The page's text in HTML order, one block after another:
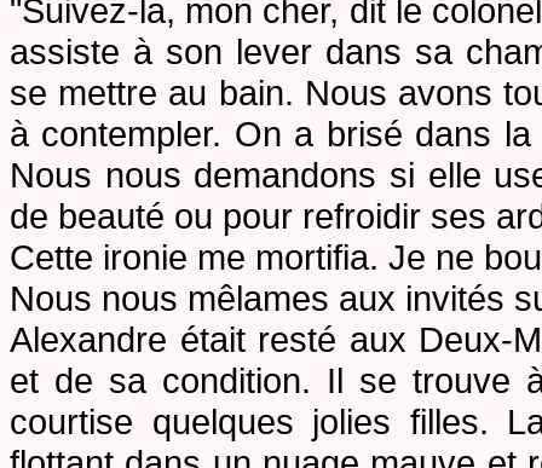
"Suivez-la, mon cher, dit le
assiste à son lever dans sa
se mettre au bain. Nous avons
à contempler. On a brisé dans
Nous nous demandons si elle
de beauté ou pour refroidir ses
Cette ironie me mortifia. Je ne
Nous nous mêlames aux invités
Alexandre était resté aux Deux-
et de sa condition. Il se trouve
courtise quelques jolies filles.